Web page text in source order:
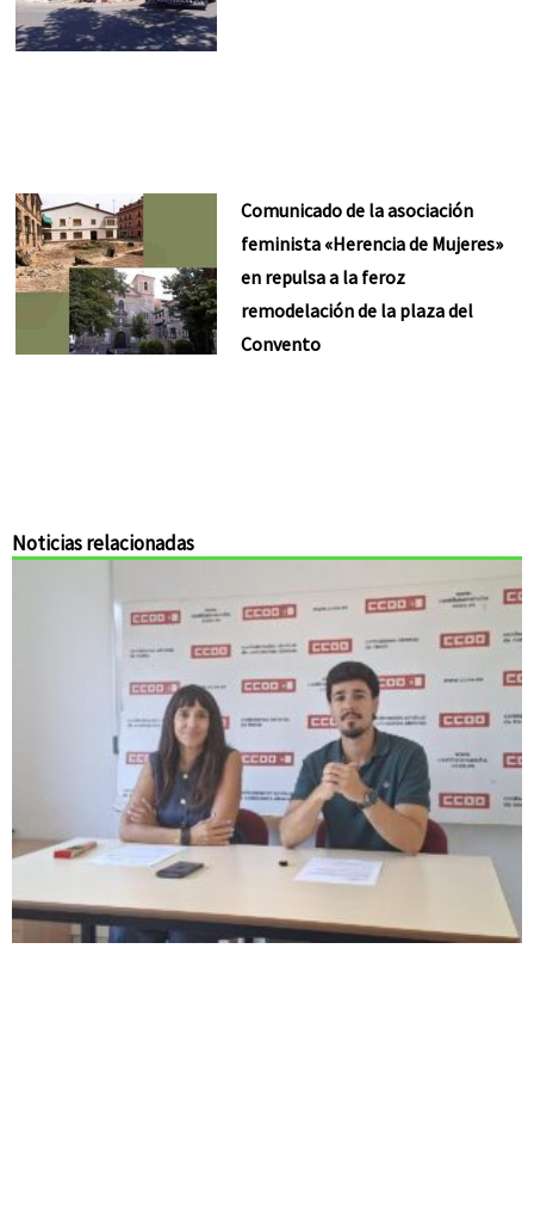
Comunicado de la asociación
feminista «Herencia de Mujeres»
en repulsa a la feroz
remodelación de la plaza del
Convento
Noticias relacionadas